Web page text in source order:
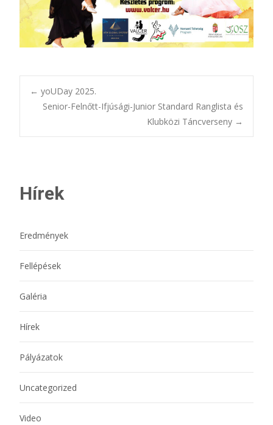
← yoUDay 2025.
Senior-Felnőtt-Ifjúsági-Junior Standard Ranglista és
Klubközi Táncverseny →
Hírek
Eredmények
Fellépések
Galéria
Hírek
Pályázatok
Uncategorized
Video